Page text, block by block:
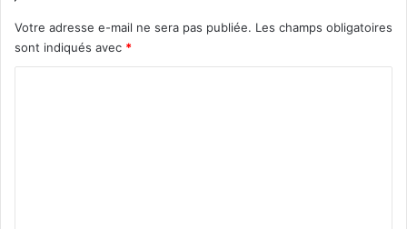
Votre adresse e-mail ne sera pas publiée. Les champs obligatoires
sont indiqués avec *